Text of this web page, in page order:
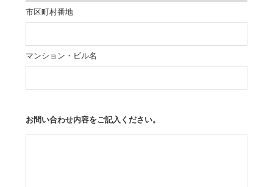
市区町村番地
マンション・ビル名
お問い合わせ内容をご記入ください。